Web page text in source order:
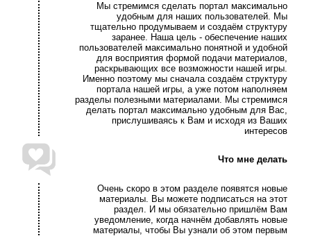
Мы стремимся сделать портал максимально
удобным для наших пользователей. Мы
тщательно продумываем и создаём структуру
заранее. Наша цель - обеспечение наших
пользователей максимально понятной и удобной
для восприятия формой подачи материалов,
раскрывающих все возможности нашей игры.
Именно поэтому мы сначала создаём структуру
портала нашей игры, а уже потом наполняем
разделы полезными материалами. Мы стремимся
делать портал максимально удобным для Вас,
прислушиваясь к Вам и исходя из Ваших
интересов
Что мне делать
Очень скоро в этом разделе появятся новые
материалы. Вы можете подписаться на этот
раздел. И мы обязательно пришлём Вам
уведомление, когда начнём добавлять новые
материалы, чтобы Вы узнали об этом первым